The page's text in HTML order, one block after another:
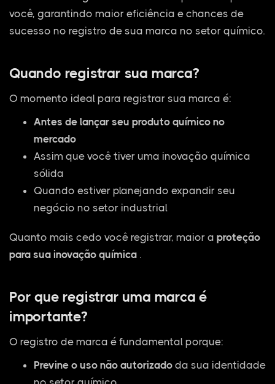
você, garantindo maior eficiência e chances de
sucesso no registro de sua marca no setor químico.
Quando registrar sua marca?
O momento ideal para registrar sua marca é:
Antes de lançar seu produto químico no
mercado
Assim que você tiver uma inovação química
sólida
Quando estiver planejando expandir seu
negócio no setor industrial
Quanto mais cedo você registrar, maior a proteção
para sua inovação química .
Por que registrar uma marca é
importante?
O registro de marca é fundamental porque:
Previne o uso não autorizado da sua identidade